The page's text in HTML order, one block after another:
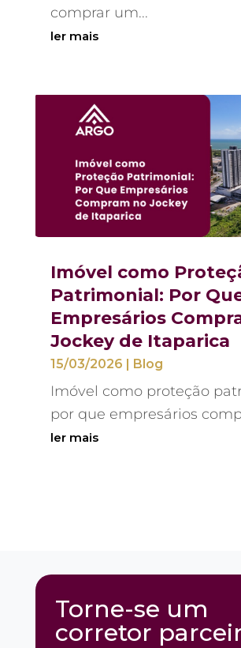
comprar um...
ler mais
Imóvel como
Patrimonial: Por
Empresários
Jockey de Itaparica
15/03/2026 | Blog
Imóvel como proteção
por que empresários
ler mais
Torne-se um
corretor